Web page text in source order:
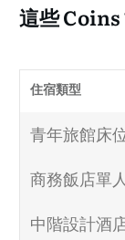
這些Coins
住宿類型
青年旅館床
商務飯店單
中階設計酒